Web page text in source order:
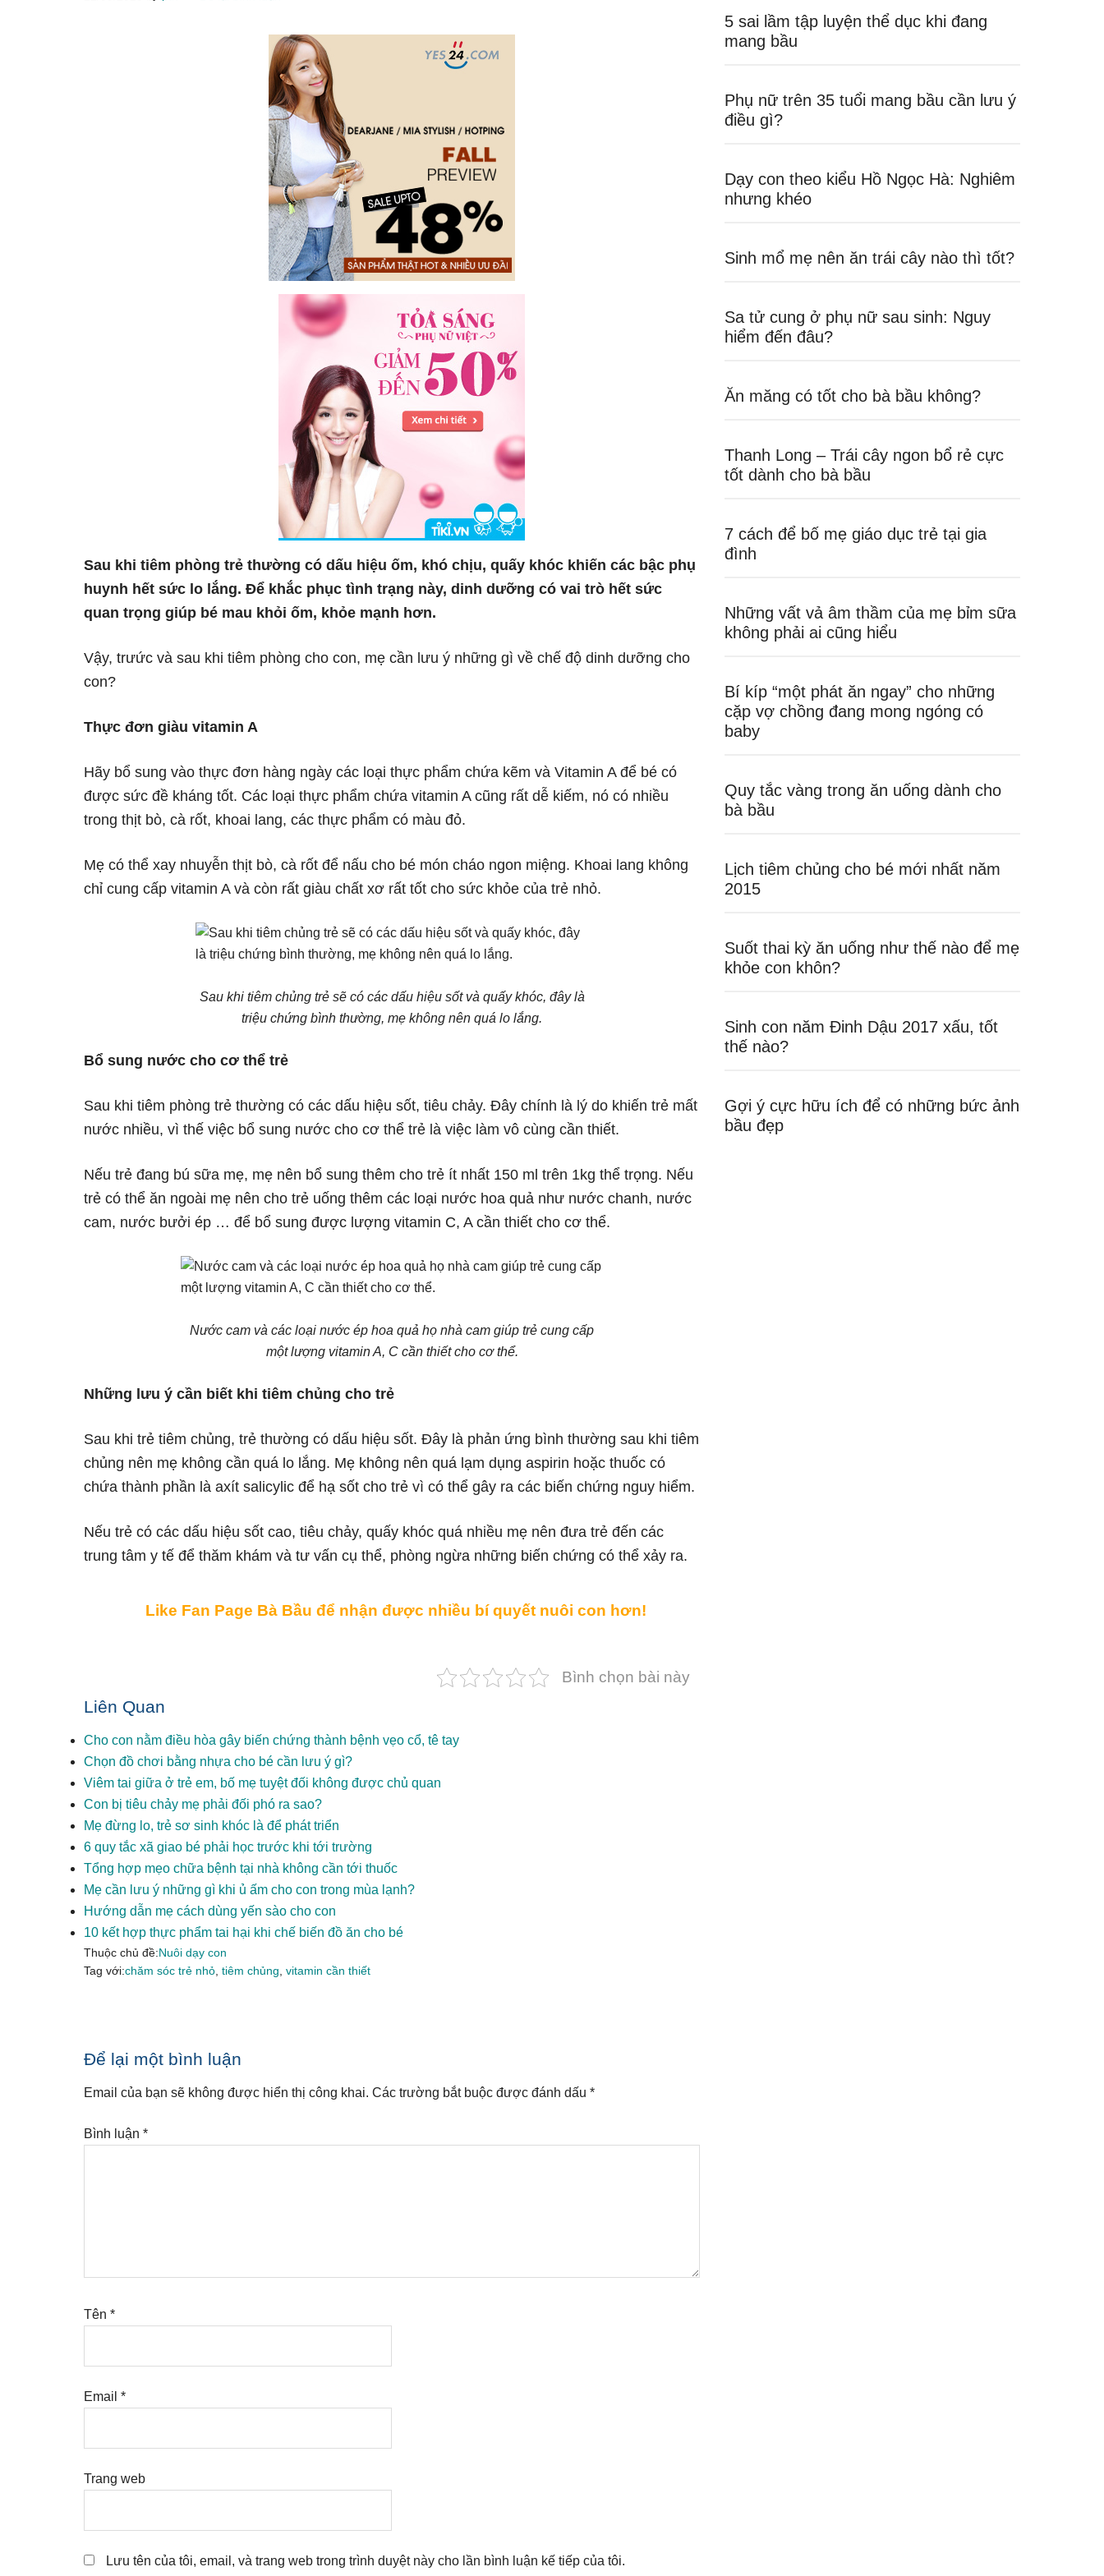
Sau khi tiêm phòng trẻ thường có dấu hiệu ốm, khó chịu, quấy khóc khiến các bậc phụ
huynh hết sức lo lắng. Để khắc phục tình trạng này, dinh dưỡng có vai trò hết sức
quan trọng giúp bé mau khỏi ốm, khỏe mạnh hơn.
Vậy, trưức và sau khi tiêm phòng cho con, mẹ cần lưu ý những gì về chế độ dinh dưỡng cho
con?
Thực đơn giàu vitamin A
Hãy bổ sung vào thực đơn hàng ngày các loại thực phẩm chứa kẽm và Vitamin A để bé có
được sức đề kháng tốt. Các loại thực phẩm chứa vitamin A cũng rất dễ kiếm, nó có nhiều
trong thịt bò, cà rốt, khoai lang, các thực phẩm có màu đỏ.
Mẹ có thể xay nhuyễn thịt bò, cà rốt để nấu cho bé món cháo ngon miệng. Khoai lang không
chỉ cung cấp vitamin A và còn rất giàu chất xơ rất tốt cho sức khỏe của trẻ nhỏ.
Sau khi tiêm chủng trẻ sẽ có các dấu hiệu sốt và quấy khóc, đây là
triệu chứng bình thường, mẹ không nên quá lo lắng.
Bổ sung nước cho cơ thể trẻ
Sau khi tiêm phòng trẻ thường có các dấu hiệu sốt, tiêu chảy. Đây chính là lý do khiến trẻ mất
nước nhiều, vì thế việc bổ sung nước cho cơ thể trẻ là việc làm vô cùng cần thiết.
Nếu trẻ đang bú sữa mẹ, mẹ nên bổ sung thêm cho trẻ ít nhất 150 ml trên 1kg thể trọng. Nếu
trẻ có thể ăn ngoài mẹ nên cho trẻ uống thêm các loại nước hoa quả như nước chanh, nước
cam, nước bưởi ép … để bổ sung được lượng vitamin C, A cần thiết cho cơ thể.
Nước cam và các loại nước ép hoa quả họ nhà cam giúp trẻ cung cấp
một lượng vitamin A, C cần thiết cho cơ thể.
Những lưu ý cần biết khi tiêm chủng cho trẻ
Sau khi trẻ tiêm chủng, trẻ thường có dấu hiệu sốt. Đây là phản ứng bình thường sau khi tiêm
chủng nên mẹ không cần quá lo lắng. Mẹ không nên quá lạm dụng aspirin hoặc thuốc có
chứa thành phần là axít salicylic để hạ sốt cho trẻ vì có thể gây ra các biến chứng nguy hiểm.
Nếu trẻ có các dấu hiệu sốt cao, tiêu chảy, quấy khóc quá nhiều mẹ nên đưa trẻ đến các
trung tâm y tế để thăm khám và tư vấn cụ thể, phòng ngừa những biến chứng có thể xảy ra.
Like Fan Page Bà Bầu để nhận được nhiều bí quyết nuôi con hơn!
Bình chọn bài này
Liên Quan
Cho con nằm điều hòa gây biến chứng thành bệnh vẹo cổ, tê tay
Chọn đồ chơi bằng nhựa cho bé cần lưu ý gì?
Viêm tai giữa ở trẻ em, bố mẹ tuyệt đối không được chủ quan
Con bị tiêu chảy mẹ phải đối phó ra sao?
Mẹ đừng lo, trẻ sơ sinh khóc là để phát triển
6 quy tắc xã giao bé phải học trước khi tới trường
Tổng hợp mẹo chữa bệnh tại nhà không cần tới thuốc
Mẹ cần lưu ý những gì khi ủ ấm cho con trong mùa lạnh?
Hướng dẫn mẹ cách dùng yến sào cho con
10 kết hợp thực phẩm tai hại khi chế biến đồ ăn cho bé
Thuộc chủ đề:Nuôi dạy con
Tag với:chăm sóc trẻ nhỏ tiêm chủng vitamin cần thiết
Reader
Interactions
Để lại một bình luận
Email của bạn sẽ không được hiển thị công khai. Các trường bắt buộc được đánh dấu *
Bình luận *
Tên *
Email *
Trang web
Lưu tên của tôi, email, và trang web trong trình duyệt này cho lần bình luận kế tiếp của tôi.
5 sai lầm tập luyện thể dục khi đang
mang bầu
Phụ nữ trên 35 tuổi mang bầu cần lưu ý
điều gì?
Dạy con theo kiểu Hồ Ngọc Hà: Nghiêm
nhưng khéo
Sinh mổ mẹ nên ăn trái cây nào thì tốt?
Sa tử cung ở phụ nữ sau sinh: Nguy
hiểm đến đâu?
Ăn măng có tốt cho bà bầu không?
Thanh Long – Trái cây ngon bổ rẻ cực
tốt dành cho bà bầu
7 cách để bố mẹ giáo dục trẻ tại gia
đình
Những vất vả âm thầm của mẹ bỉm sữa
không phải ai cũng hiểu
Bí kíp “một phát ăn ngay” cho những
cặp vợ chồng đang mong ngóng có
baby
Quy tắc vàng trong ăn uống dành cho
bà bầu
Lịch tiêm chủng cho bé mới nhất năm
2015
Suốt thai kỳ ăn uống như thế nào để mẹ
khỏe con khôn?
Sinh con năm Đinh Dậu 2017 xấu, tốt
thế nào?
Gợi ý cực hữu ích để có những bức ảnh
bầu đẹp